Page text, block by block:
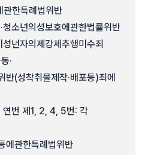
관한특례법위반
소년의성보호에관한법률위반
년자의제강제추행미수죄
·
(성착취물제작·배포등)죄에
번 제1, 2, 4, 5번: 각
에관한특례법위반